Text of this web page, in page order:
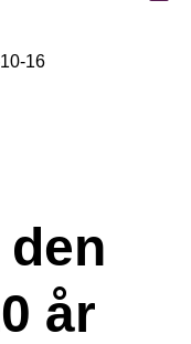
16
år